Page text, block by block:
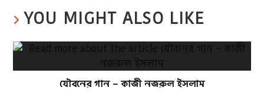
YOU MIGHT ALSO LIKE
যৌবনের গান – কাজী নজরুল ইসলাম